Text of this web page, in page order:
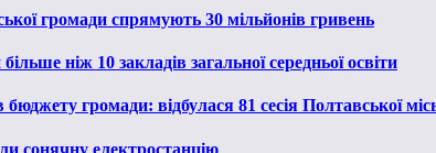
громади спрямують 30 мільйонів гривень
ніж 10 закладів загальної середньої освіти
громади: відбулася 81 сесія Полтавської
сонячну електростанцію